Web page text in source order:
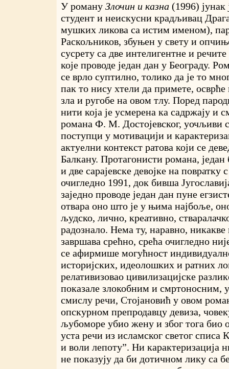
У роману Злочин и казна (1996) јунак
студент и неискусни крадљивац
мушких ликова са истим именом),
Раскољников, збуњен у свету и
сусрету са две интелигентне и речите
које проводе један дан у Београду.
се врло суптилно, толико да је то
пак то нису хтели да примете,
зла и ругобе на овом тлу. Поред
нити која је усмерена ка садржају и
романа Ф. М. Достојевског, уочљиви
поступци у мотивацији и
актуелни контекст ратова који се
Балкану. Протагонисти романа,
и две сарајевске девојке на повратку
очигледно 1991, док бивша
заједно проводе један дан пуне
отвара оно што је у њима најбоље,
људско, лично, креативно,
радознало. Нема ту, наравно,
завршава срећно, срећа очигледно
се афирмише могућност
историјских, идеолошких и ратних
релативизовао цивилизацијске
показале злокобним и смртоносним,
смислу речи, Стојановић у овом
опскурном препродавцу девиза,
љубоморе убио жену и због тога био
уста речи из исламског светог списа
и воли лепоту”. Ни карактеризација
не показују да би дотичном лику са